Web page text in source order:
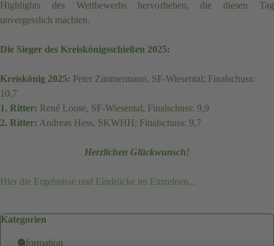
Highlights des Wettbewerbs hervorheben, die diesen Tag
unvergesslich machten.
Die Sieger des Kreiskönigsschießen 2025:
Kreiskönig 2025: Peter Zimmermann, SF-Wiesental; Finalschuss:
10,7
1. Ritter: René Loose, SF-Wiesental; Finalschuss: 9,9
2. Ritter: Andreas Hess, SKWHH; Finalschuss: 9,7
Herzlichen Glückwunsch!
Hier die Ergebnisse und Eindrücke im Einzelnen...
Block überspringen Kategorien
Kategorien
Information